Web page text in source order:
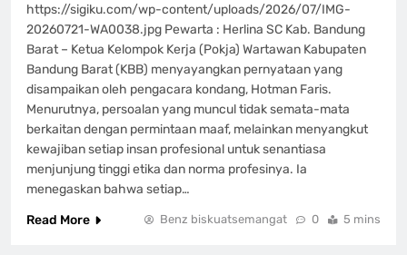
https://sigiku.com/wp-content/uploads/2026/07/IMG-
20260721-WA0038.jpg Pewarta : Herlina SC Kab. Bandung
Barat – Ketua Kelompok Kerja (Pokja) Wartawan Kabupaten
Bandung Barat (KBB) menyayangkan pernyataan yang
disampaikan oleh pengacara kondang, Hotman Faris.
Menurutnya, persoalan yang muncul tidak semata-mata
berkaitan dengan permintaan maaf, melainkan menyangkut
kewajiban setiap insan profesional untuk senantiasa
menjunjung tinggi etika dan norma profesinya. Ia
menegaskan bahwa setiap…
Read More
Benz biskuatsemangat 0 5 mins